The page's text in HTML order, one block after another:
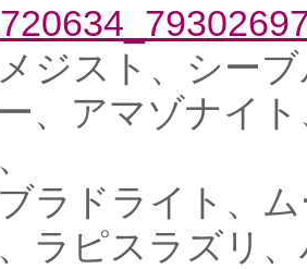
ジスト、シー
、アマゾナイ
ラドライト、
ラピスラズリ